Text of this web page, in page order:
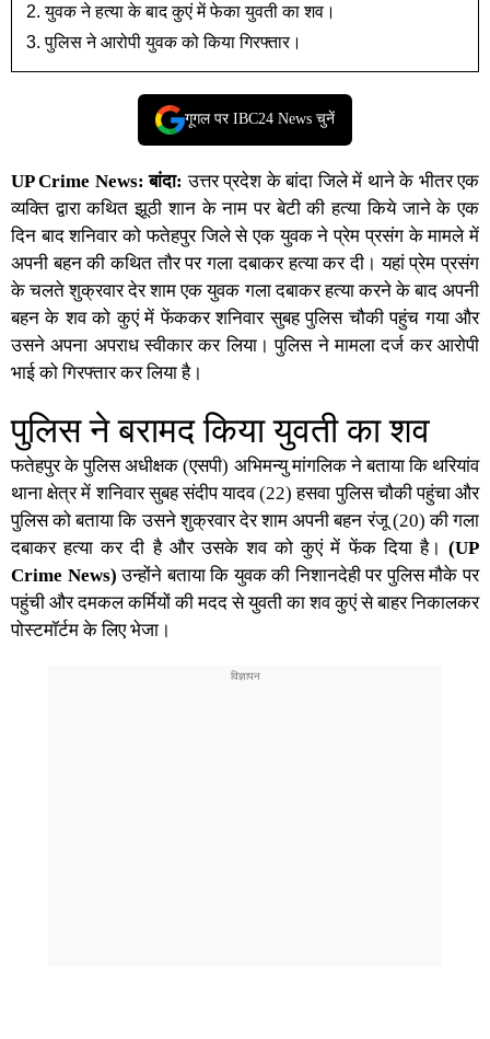
युवक ने हत्या के बाद कुएं में फेका युवती का शव।
पुलिस ने आरोपी युवक को किया गिरफ्तार।
गूगल पर IBC24 News चुनें
UP Crime News: बांदा: उत्तर प्रदेशकेबांदा जिले में थाने के भीतर एक
व्यक्ति द्वारा कथित झूठी शान के नाम पर बेटी की हत्या किये जाने के एक
दिन बाद शनिवार को फतेहपुर जिले से एक युवक ने प्रेम प्रसंग के मामले में
अपनी बहन की कथित तौर पर गला दबाकर हत्या कर दी। यहां प्रेम प्रसंग
के चलते शुक्रवार देर शाम एक युवक गला दबाकर हत्या करने के बाद अपनी
बहन के शव को कुएं में फेंककर शनिवार सुबह पुलिस चौकी पहुंच गया और
उसने अपना अपराध स्वीकार कर लिया। पुलिस ने मामला दर्ज कर आरोपी
भाई को गिरफ्तार कर लिया है।
पुलिस ने बरामद किया युवती का शव
फतेहपुर के पुलिस अधीक्षक (एसपी) अभिमन्यु मांगलिक ने बताया कि थरियांव
थाना क्षेत्र में शनिवार सुबह संदीप यादव (22) हसवा पुलिस चौकी पहुंचा और
पुलिस को बताया कि उसने शुक्रवार देर शाम अपनी बहन रंजू (20) की गला
दबाकर हत्या कर दी है और उसके शव को कुएं में फेंक दिया है। (UP
Crime News) उन्होंने बताया कि युवक की निशानदेही पर पुलिस मौके पर
पहुंची और दमकल कर्मियों की मदद से युवती का शव कुएं से बाहर निकालकर
पोस्टमॉर्टम के लिए भेजा।